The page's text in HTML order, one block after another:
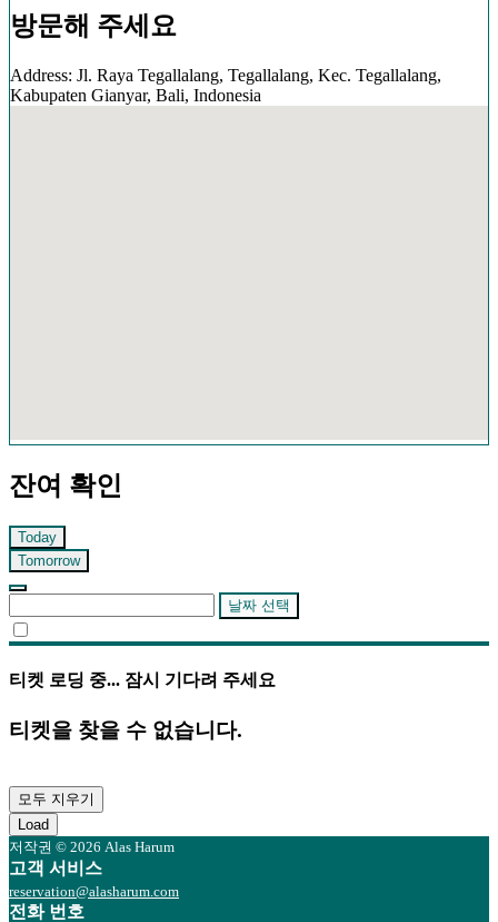
방문해 주세요
Address: Jl. Raya Tegallalang, Tegallalang, Kec. Tegallalang,
Kabupaten Gianyar, Bali, Indonesia
잔여 확인
Today
Tomorrow
날짜 선택
티켓 로딩 중... 잠시 기다려 주세요
티켓을 찾을 수 없습니다.
모두 지우기
Load
저작권 © 2026 Alas Harum
고객 서비스
reservation@alasharum.com
전화 번호